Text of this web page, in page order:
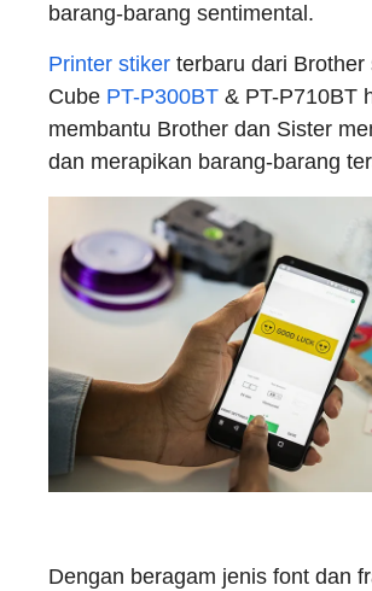
barang-barang sentimental.
Printer stiker terbaru dari Brother
Cube PT-P300BT & PT-P710BT
membantu Brother dan Sister
dan merapikan barang-barang
Dengan beragam jenis font dan